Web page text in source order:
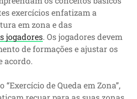
exercícios enfatizam a
em zona e das
jogadores. Os jogadores devem
de formações e ajustar os
acordo.
“Exercício de Queda em Zona”,